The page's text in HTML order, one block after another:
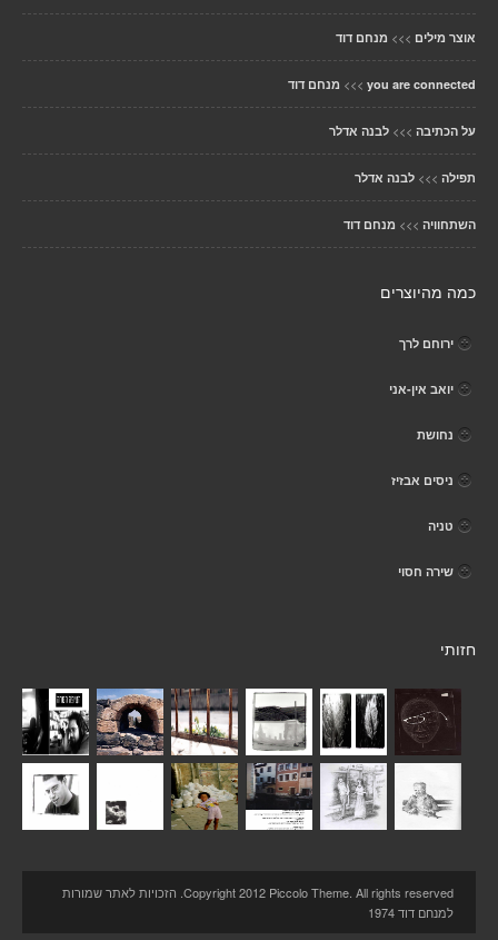
אוצר מילים >>> מנחם דוד
you are connected
>>> מנחם דוד
על הכתיבה >>> לבנה אדלר
תפילה >>> לבנה אדלר
השתחוויה >>> מנחם דוד
כמה מהיוצרים
ירוחם לרך
יואב אין-אני
נחושת
ניסים אבזיז
טניה
שירה חסוי
חזותי
Copyright 2012 Piccolo Theme. All rights reserved. הזכויות לאתר שמורות
למנחם דוד 1974